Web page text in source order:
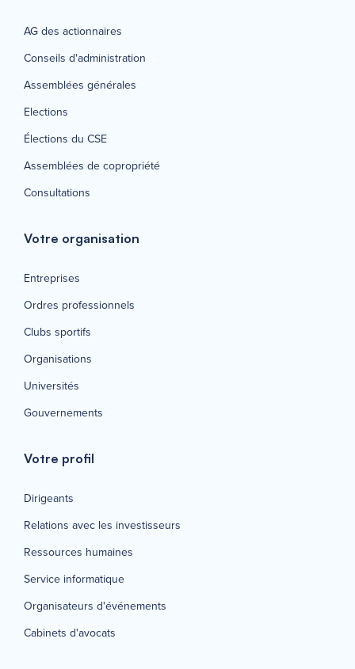
AG des actionnaires
Conseils d'administration
Assemblées générales
Elections
Élections du CSE
Assemblées de copropriété
Consultations
Votre organisation
Entreprises
Ordres professionnels
Clubs sportifs
Organisations
Universités
Gouvernements
Votre profil
Dirigeants
Relations avec les investisseurs
Ressources humaines
Service informatique
Organisateurs d'événements
Cabinets d'avocats